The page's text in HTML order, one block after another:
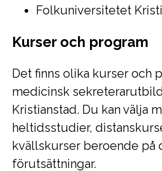
Folkuniversitetet
Kurser och program
Det finns olika kurser och
medicinsk
Kristianstad. Du kan välja
heltidsstudier,
kvällskurser beroende på
förutsättningar.